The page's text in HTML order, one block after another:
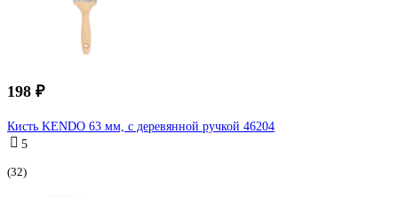
198 ₽
Кисть KENDO 63 мм, с деревянной ручкой 46204
5
(32)